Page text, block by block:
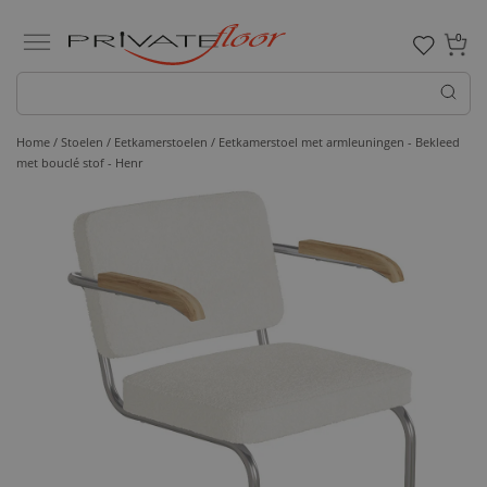
0
Home / Stoelen / Eetkamerstoelen / Eetkamerstoel met armleuningen - Bekleed
met bouclé stof - Henr